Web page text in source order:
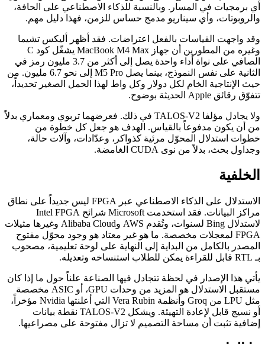
أي برمجيات في المسار. وبالنسبة للذكاء الاصطناعي على الحافة،
والروبوتات، وأي سيناريو مدمج حساس للزمن، فهذا دليل مهم.
وقد واجهت القياسات بالفعل اعتراضات. فقد أظهر أليكس تشيما
وغيره من المطورين أن جهاز MacBook M4 Max يشغّل كود C
الصافي على نواة أداء واحدة يصل إلى أكثر من 3.7 مليون رمز في
الثانية على نفس النموذج، بينما يصل M5 Pro إلى نحو 6.7 مليون. من
حيث الإنتاجية الخام لكل دولار وكل واط لهذا الحمل الصغير تحديداً،
تتفوّق رقائق Apple الحديثة بوضوح.
ولا يجادل مؤلفا TALOS-V2 في ذلك. فعرضهما تربوي ومعماري بدلاً
من أن يكون مدفوعاً بالقياس. الهدف هو جعل كل خطوة من
خطوات استدلال المحوّل مرئية كذواكر، وعدّادات، وآلات حالة،
وجداول بحث، بدلاً من نوى CUDA الغامضة.
الخلفية
الاستدلال على الذكاء الاصطناعي عبر FPGA ليس جديداً على نطاق
مراكز البيانات. فقد استخدمت Microsoft شرائح Intel FPGA
لاستدلال Bing لسنوات، وتُقدم AWS وAlibaba Cloud وغيرها مثيلات
FPGA لمعجلات مخصصة. ما هو غير معتاد هو وجود محوّل مفتوح
المصدر بالكامل من البداية إلى النهاية على لوحة تعليمية، مصحوب
بـ RTL قابل للقراءة يمكن للطلاب استنساخه وتعديله.
يأتي هذا الإصدار في لحظة تتجادل فيها الصناعة علناً حول ما إذا كان
مستقبل الاستدلال هو المزيد من وحدات GPU، أو ASIC مخصصة
مثل LPU من Groq وأنظمة Vera Rubin التي أعلنتها Nvidia مؤخراً،
أو نسيج قابل لإعادة التهيئة. ويشكل TALOS-V2 نقطة بيانات
إضافية تثبت أن مساحة التصميم لا تزال مفتوحة على مصراعيها.